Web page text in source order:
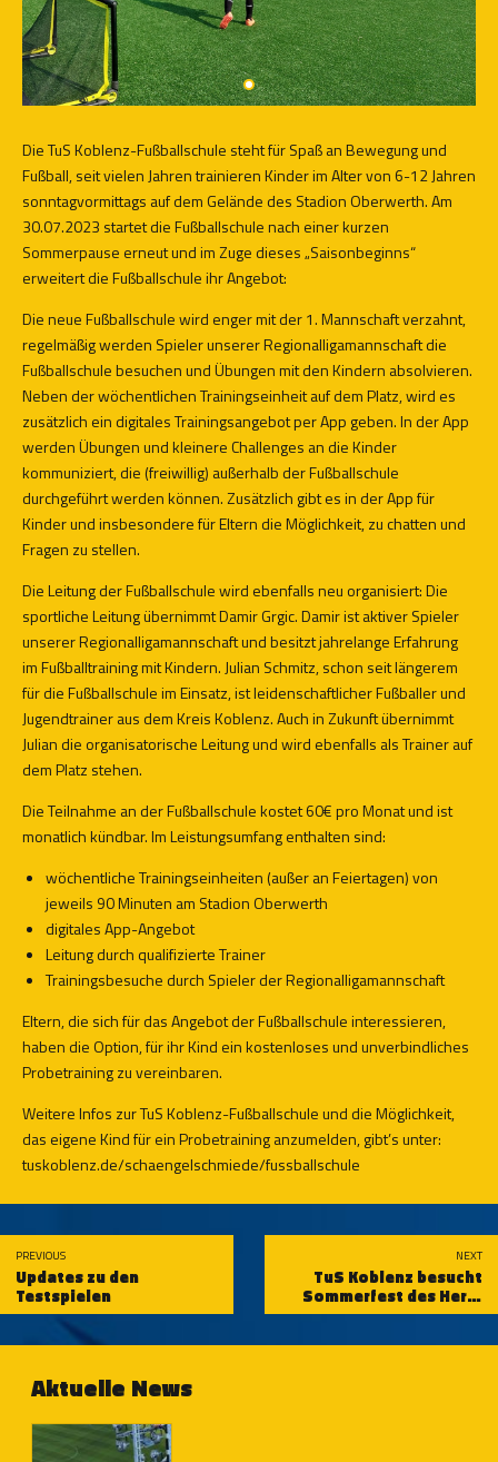
Die TuS Koblenz-Fußballschule steht für Spaß an Bewegung und
Fußball, seit vielen Jahren trainieren Kinder im Alter von 6-12 Jahren
sonntagvormittags auf dem Gelände des Stadion Oberwerth. Am
30.07.2023 startet die Fußballschule nach einer kurzen
Sommerpause erneut und im Zuge dieses „Saisonbeginns“
erweitert die Fußballschule ihr Angebot:
Die neue Fußballschule wird enger mit der 1. Mannschaft verzahnt,
regelmäßig werden Spieler unserer Regionalligamannschaft die
Fußballschule besuchen und Übungen mit den Kindern absolvieren.
Neben der wöchentlichen Trainingseinheit auf dem Platz, wird es
zusätzlich ein digitales Trainingsangebot per App geben. In der App
werden Übungen und kleinere Challenges an die Kinder
kommuniziert, die (freiwillig) außerhalb der Fußballschule
durchgeführt werden können. Zusätzlich gibt es in der App für
Kinder und insbesondere für Eltern die Möglichkeit, zu chatten und
Fragen zu stellen.
Die Leitung der Fußballschule wird ebenfalls neu organisiert: Die
sportliche Leitung übernimmt Damir Grgic. Damir ist aktiver Spieler
unserer Regionalligamannschaft und besitzt jahrelange Erfahrung
im Fußballtraining mit Kindern. Julian Schmitz, schon seit längerem
für die Fußballschule im Einsatz, ist leidenschaftlicher Fußballer und
Jugendtrainer aus dem Kreis Koblenz. Auch in Zukunft übernimmt
Julian die organisatorische Leitung und wird ebenfalls als Trainer auf
dem Platz stehen.
Die Teilnahme an der Fußballschule kostet 60€ pro Monat und ist
monatlich kündbar. Im Leistungsumfang enthalten sind:
wöchentliche Trainingseinheiten (außer an Feiertagen) von
jeweils 90 Minuten am Stadion Oberwerth
digitales App-Angebot
Leitung durch qualifizierte Trainer
Trainingsbesuche durch Spieler der Regionalligamannschaft
Eltern, die sich für das Angebot der Fußballschule interessieren,
haben die Option, für ihr Kind ein kostenloses und unverbindliches
Probetraining zu vereinbaren.
Weitere Infos zur TuS Koblenz-Fußballschule und die Möglichkeit,
das eigene Kind für ein Probetraining anzumelden, gibt’s unter:
tuskoblenz.de/schaengelschmiede/fussballschule
PREVIOUS
Updates zu den
Testspielen
NEXT
TuS Koblenz besucht
Sommerfest des Herz-
Jesu-Haus Kühr in
Aktuelle News